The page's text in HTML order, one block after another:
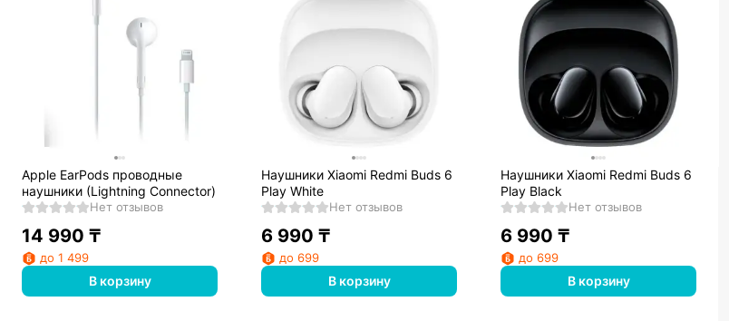
Apple EarPods проводные
наушники (Lightning Connector)
Нет отзывов
14 990 ₸
до 1 499
В корзину
Наушники Xiaomi Redmi Buds 6
Play White
Нет отзывов
6 990 ₸
до 699
В корзину
Наушники Xiaomi Redmi Buds 6
Play Black
Нет отзывов
6 990 ₸
до 699
В корзину